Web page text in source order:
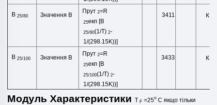
B25/80 Значення B
Прут2=R
25екп [B
25/80(1/T) 2-
1/(298.15K))]
3411 К
B25/100 Значення B
Прут2=R
25екп [B
25/100(1/T) 2-
1/(298.15K))]
3433 К
Модуль Характеристики T F =25o C якщо тільки